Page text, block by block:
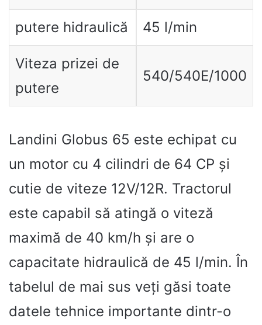
putere hidraulică 45 l/min
Viteza prizei de
putere
540/540E/1000
Landini Globus 65 este echipat cu
un motor cu 4 cilindri de 64 CP și
cutie de viteze 12V/12R. Tractorul
este capabil să atingă o viteză
maximă de 40 km/h și are o
capacitate hidraulică de 45 l/min. În
tabelul de mai sus veți găsi toate
datele tehnice importante dintr-o